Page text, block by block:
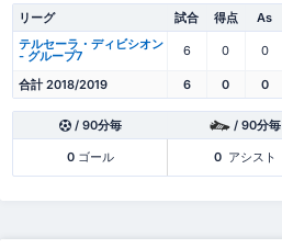
リーグ 試合 得点 As
テルセーラ・ディビシオン
- グループ7 6 0 0
合計 2018/2019 6 0 0
/ 90分毎 / 90分毎
0ゴール 0 アシスト